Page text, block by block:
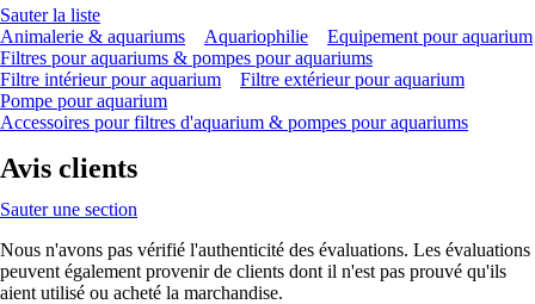
Sauter la liste
Animalerie & aquariums
Aquariophilie
Equipement pour aquarium
Filtres pour aquariums & pompes pour aquariums
Filtre intérieur pour aquarium
Filtre extérieur pour aquarium
Pompe pour aquarium
Accessoires pour filtres d'aquarium & pompes pour aquariums
Avis clients
Sauter une section
Nous n'avons pas vérifié l'authenticité des évaluations. Les évaluations
peuvent également provenir de clients dont il n'est pas prouvé qu'ils
aient utilisé ou acheté la marchandise.